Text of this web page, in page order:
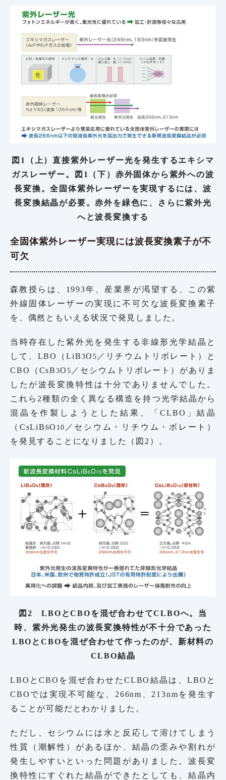
図1（上）直接紫外レーザー光を発生するエキシマ
ガスレーザー。図1（下）赤外固体から紫外への波
長変換。全固体紫外レーザーを実現するには、波
長変換結晶が必要。赤外を緑色に、さらに紫外光
へと波長変換する
全固体紫外レーザー実現には波長変換素子が不
可欠
森教授らは、1993年、産業界が渇望する、この紫
外線固体レーザーの実現に不可欠な波長変換素子
を、偶然ともいえる状況で発見しました。
当時存在した紫外光を発生する非線形光学結晶と
して、LBO（LiB 3O 5 ／リチウムトリボレート）と
CBO（CsB 3O 5 ／セシウムトリボレート）がありま
したが波長変換特性は十分でありませんでした。
これら2種類の全く異なる構造を持つ光学結晶から
混晶を作製しようとした結果、「CLBO」結晶
（CsLiB 6O 10 ／セシウム・リチウム・ボレート）
を発見することになりました（図2）。
図2 LBOとCBOを混ぜ合わせてCLBOへ。当
時、紫外光発生の波長変換特性が不十分であった
LBOとCBOを混ぜ合わせて作ったのが、新材料の
CLBO結晶
LBOとCBOを混ぜ合わせたCLBO結晶は、LBOと
CBOでは実現不可能な、266nm、213nmを発生す
ることが可能だとわかりました。
ただし、セシウムには水と反応して溶けてしまう
性質（潮解性）があるほか、結晶の歪みや割れが
発生しやすいといった問題がありました。波長変
換特性にすぐれた結晶ができたとしても、結晶内